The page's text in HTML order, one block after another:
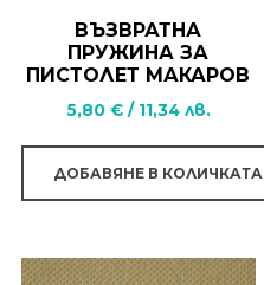
ВЪЗВРАТНА
ПРУЖИНА ЗА
ПИСТОЛЕТ МАКАРОВ
5,80 € / 11,34 лв.
ДОБАВЯНЕ В КОЛИЧКАТА